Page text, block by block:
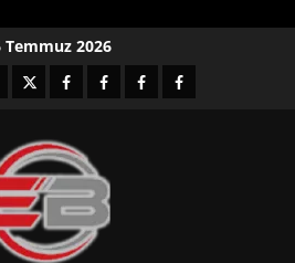
Temmuz 2026
twitterfacebook-Facebook-
Facebook-Facebook-